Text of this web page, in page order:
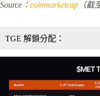
Source： coinmarketcap （截
TGE 解鎖分配：